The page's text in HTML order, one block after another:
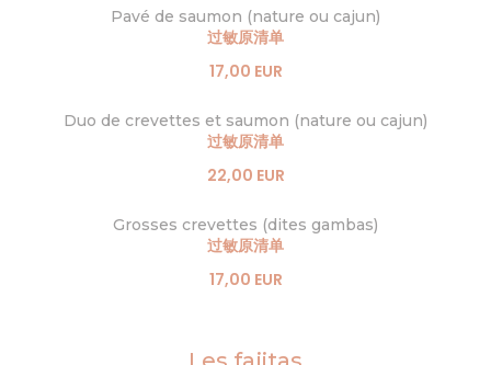
Pavé de saumon (nature ou cajun)
过敏原清单
17,00 EUR
Duo de crevettes et saumon (nature ou cajun)
过敏原清单
22,00 EUR
Grosses crevettes (dites gambas)
过敏原清单
17,00 EUR